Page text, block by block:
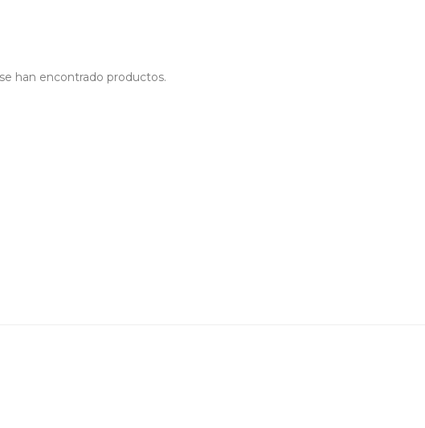
han encontrado productos.